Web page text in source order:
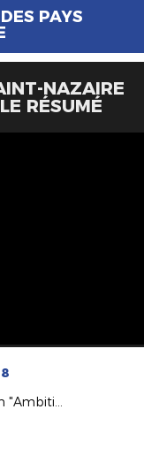
PAYS
NAZAIRE
RÉSUMÉ
La FFF lance son plan "Ambition 2020"